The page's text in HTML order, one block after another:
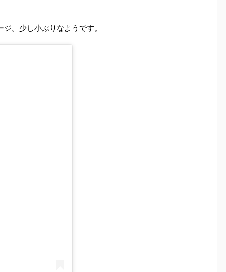
。少し小ぶりなようです。